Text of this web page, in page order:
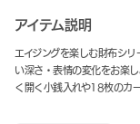
アイテム説明
エイジングを楽しむ財布シ
い深さ・表情の変化をお楽
く開く小銭入れや18枚のカ